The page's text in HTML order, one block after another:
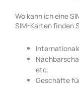
Wo kann ich eine
SIM-Karten finden
etc.
Geschäfte